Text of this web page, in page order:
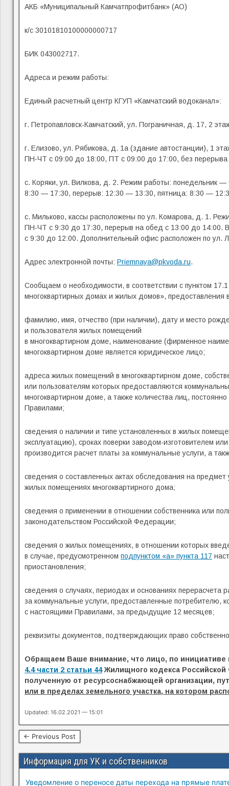
АКБ «Муниципальный Камчатпрофитбанк» (АО)
к/с 30101810100000000717
БИК 043002717.
Адреса и режим работы:
Единый расчетный центр КГУП «Камчатский водоканал»:
г. Петропавловск-Камчатский, ул. Пограничная, д. 17, 2
г. Елизово, ул. Рябикова, д. 1а (здание автостанции), 1
ПН-ЧТ с 09:00 до 18:00, ПТ с 09:00 до 17:00, без
с. Коряки, ул. Вилкова, д. 2. Режим работы: понедельник —
8:30 — 17:30, перерыв: 12:30 — 13:30, пятница: 8:30 —
с. Мильково, кассы расположены по ул. Комарова, д. 1.
ПН-ЧТ с 9:30 до 17:30, перерыв на обед с 13:00 до 14:00.
с 9:30 до 12:00. Дополнительный офис расположен по
Адрес электронной почты: Priemnaya@pkvoda.ru.
Сообщаем о необходимости, в соответствии с пунктом
многоквартирных домах и жилых домов»,
фамилию, имя, отчество (при наличии), дату и место
и пользователя жилых помещений
в многоквартирном доме, наименование (фирменное
многоквартирном доме является юридическое лицо;
адреса жилых помещений в многоквартирном доме,
или пользователям которых предоставляются
многоквартирном доме, а также количества лиц,
Правилами;
сведения о наличии и типе установленных в жилых
эксплуатацию), сроках поверки заводом-изготовителем
производится расчет платы за коммунальные услуги, а
сведения о составленных актах обследования на
жилых помещениях многоквартирного дома;
сведения о применении в отношении собственника или
законодательством Российской Федерации;
сведения о жилых помещениях, в отношении которых
в случае, предусмотренном подпунктом «а» пункта 117
приостановления;
сведения о случаях, периодах и основаниях перерасчета
за коммунальные услуги, предоставленные потребителю,
с настоящими Правилами, за предыдущие 12 месяцев;
реквизиты документов, подтверждающих право
Обращаем Ваше внимание, что лицо, по инициативе
4.4 части 2 статьи 44Жилищного кодекса
полученную от ресурсоснабжающей организации,
или в пределах земельного участка, на котором
Updated: 16.02.2021 — 15:01
← Previous Post
Информация для УК и собственников
Уведомление о переносе даты перехода на прямые